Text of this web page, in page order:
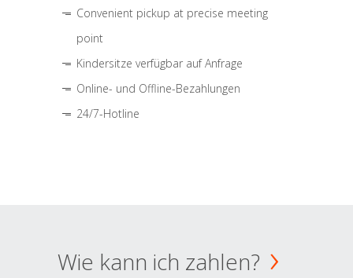
Convenient pickup at precise meeting
point
Kindersitze verfügbar auf Anfrage
Online- und Offline-Bezahlungen
24/7-Hotline
Wie kann ich zahlen?